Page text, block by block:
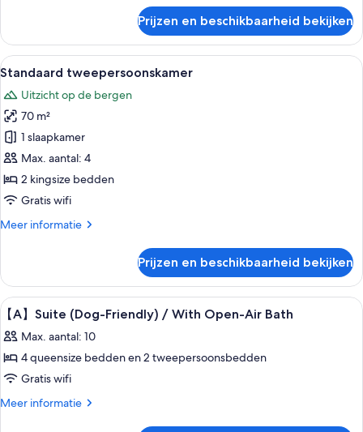
laden
niet-
roken
([F]
Double
Beds,
Dog
Friendly)
Prijzen en beschikbaarheid bekijken
Alle
foto's
voor
Standaard
tweepersoonskamer
laden
Standaard tweepersoonskamer |
17
Standaard tweepersoonskamer
Uitzicht op de bergen
70 m²
1 slaapkamer
Max. aantal: 4
2 kingsize bedden
Gratis wifi
Meer informatie
Meer
tweepersoonskamer
Prijzen en beschikbaarheid bekijken
Alle
foto's
voor
【A】
Suite
(Dog-
Luxe beddengoed, gratis wifi,
38
【A】Suite (Dog-Friendly) / With Open-Air Bath
Max. aantal: 10
4 queensize bedden en 2 tweepersoonsbedden
Gratis wifi
Meer informatie
Meer